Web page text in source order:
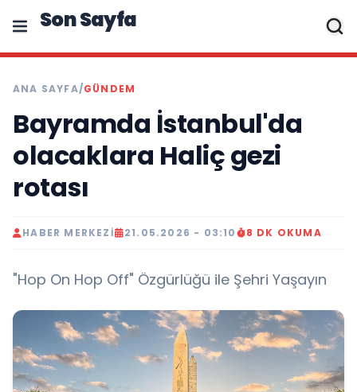
Son Sayfa
ANA SAYFA/GÜNDEM
Bayramda İstanbul'da
olacaklara Haliç gezi
rotası
HABER MERKEZI 21.05.2026 - 03:10 8 DK OKUMA
"Hop On Hop Off" Özgürlüğü ile Şehri Yaşayın